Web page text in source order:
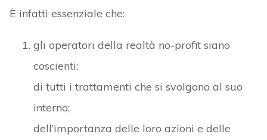
È infatti essenziale che:
gli operatori della realtà no-profit siano
coscienti:
di tutti i trattamenti che si svolgono al suo
interno;
dell’importanza delle loro azioni e delle